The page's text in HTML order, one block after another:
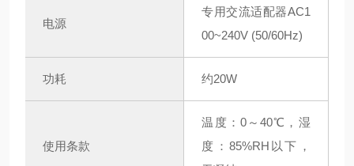
电源
专用交流适配器AC1
00~240V (50/60Hz)
功耗 约20W
使用条款
温度：0～40℃，湿
度：85%RH以下，